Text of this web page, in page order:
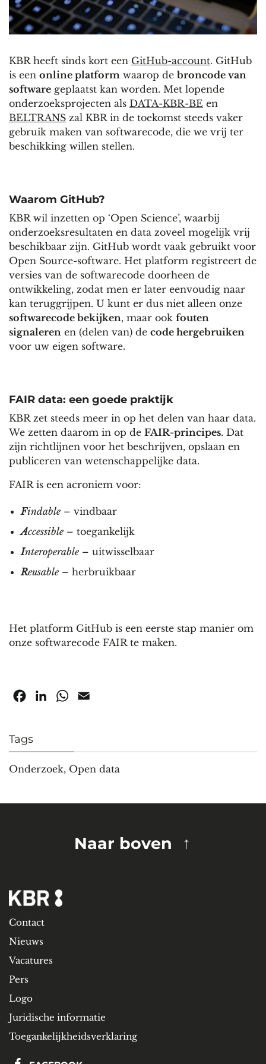
KBR heeft sinds kort een GitHub-account. GitHub
is een online platform waarop de broncode van
software geplaatst kan worden. Met lopende
onderzoeksprojecten als DATA-KBR-BE en
BELTRANS zal KBR in de toekomst steeds vaker
gebruik maken van softwarecode, die we vrij ter
beschikking willen stellen.
Waarom GitHub?
KBR wil inzetten op ‘Open Science’, waarbij
onderzoeksresultaten en data zoveel mogelijk vrij
beschikbaar zijn. GitHub wordt vaak gebruikt voor
Open Source-software. Het platform registreert de
versies van de softwarecode doorheen de
ontwikkeling, zodat men er later eenvoudig naar
kan teruggrijpen. U kunt er dus niet alleen onze
softwarecode bekijken, maar ook fouten
signaleren en (delen van) de code hergebruiken
voor uw eigen software.
FAIR data: een goede praktijk
KBR zet steeds meer in op het delen van haar data.
We zetten daarom in op de FAIR-principes. Dat
zijn richtlijnen voor het beschrijven, opslaan en
publiceren van wetenschappelijke data.
FAIR is een acroniem voor:
Findable – vindbaar
Accessible – toegankelijk
Interoperable – uitwisselbaar
Reusable – herbruikbaar
Het platform GitHub is een eerste stap manier om
onze softwarecode FAIR te maken.
FacebookLinkedInWhatsApp
Tags
Onderzoek, Open data
Naar boven
Contact
Nieuws
Vacatures
Pers
Logo
Juridische informatie
Toegankelijkheidsverklaring